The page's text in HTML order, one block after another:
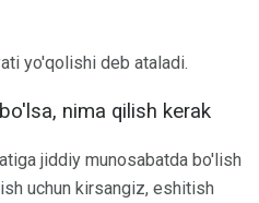
yo'qolishi deb ataladi.
nima qilish kerak
jiddiy munosabatda bo'lish
uchun kirsangiz, eshitish